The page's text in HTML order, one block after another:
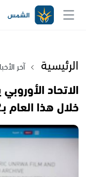
الرئيسية آخر
الاتحاد
خلال هذا العام بـ82 مليون يورو